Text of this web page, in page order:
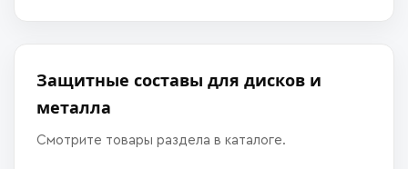
Защитные составы для дисков и
металла
Смотрите товары раздела в каталоге.